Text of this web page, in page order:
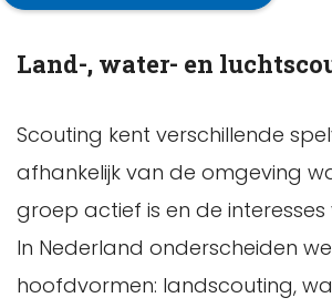
Land-, water- en
Scouting kent verschillende
afhankelijk van de omgeving
groep actief is en de
In Nederland onderscheiden
hoofdvormen: landscouting,